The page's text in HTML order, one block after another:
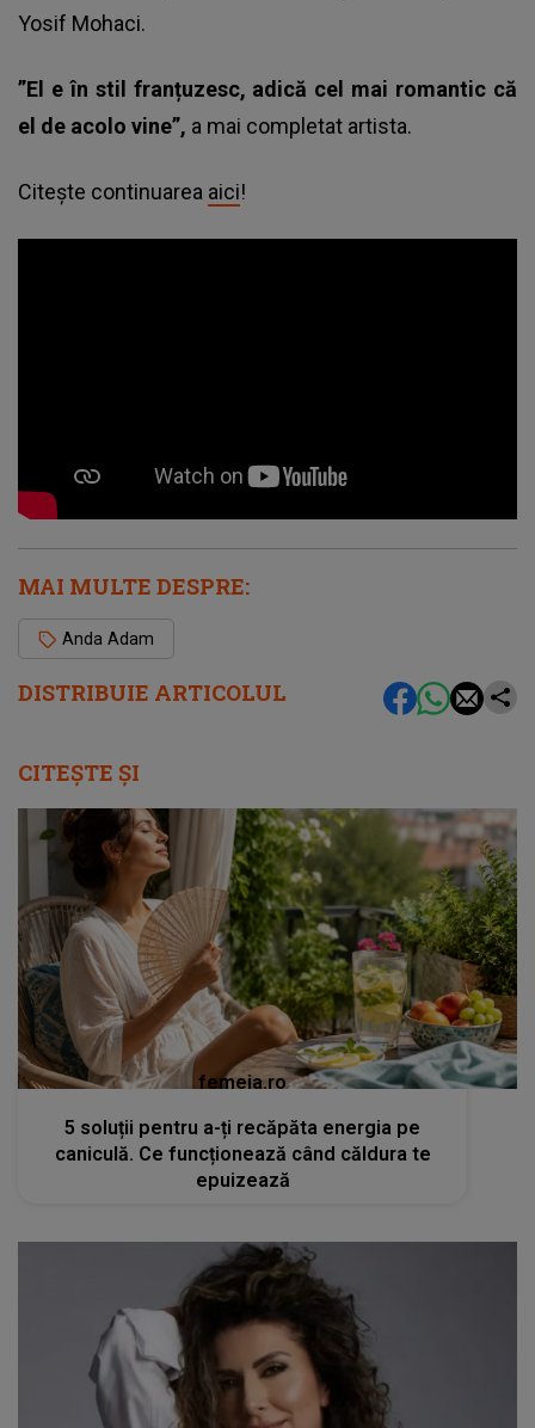
DISTRIBUIE ARTICOLUL
Yosif Mohaci.
”El e în stil franțuzesc, adică cel mai romantic că
el de acolo vine”, a mai completat artista.
Citește continuarea aici!
MAI MULTE DESPRE:
Anda Adam
CITEȘTE ȘI
femeia.ro
5 soluții pentru a-ți recăpăta energia pe
caniculă. Ce funcționează când căldura te
epuizează